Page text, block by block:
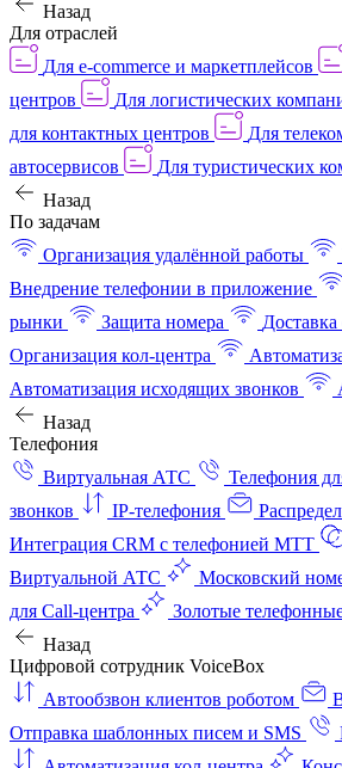
Назад
Для отраслей
Для e-commerce и маркетплейсов
центров
Для логистических
для контактных центров
Для
автосервисов
Для туристических
Назад
По задачам
Организация удалённой работы
Внедрение телефонии в приложение
рынки
Защита номера
Организация кол-центра
Автоматизация исходящих звонков
Назад
Телефония
Виртуальная АТС
Телефония
звонков
IP-телефония
Интеграция CRM с телефонией МТТ
Виртуальной АТС
Московский
для Call-центра
Золотые
Назад
Цифровой сотрудник VoiceBox
Автообзвон клиентов роботом
Отправка шаблонных писем и SMS